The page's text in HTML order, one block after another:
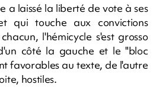
a laissé la liberté de vote à ses
qui touche aux convictions
l'hémicycle s'est grosso
côté la gauche et le "bloc
favorables au texte, de l'autre
hostiles.